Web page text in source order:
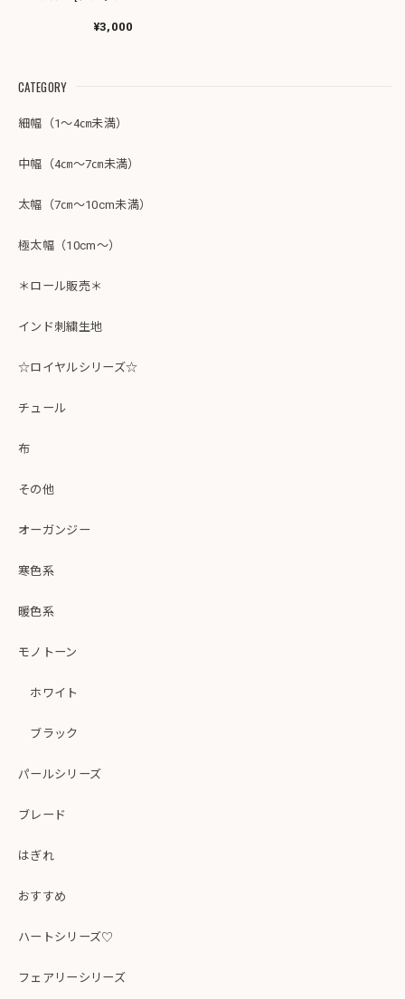
¥3,000
CATEGORY
細幅（1～4㎝未満）
中幅（4㎝～7㎝未満）
太幅（7㎝～10cm未満）
極太幅（10cm～）
＊ロール販売＊
インド刺繍生地
☆ロイヤルシリーズ☆
チュール
布
その他
オーガンジー
寒色系
暖色系
モノトーン
ホワイト
ブラック
パールシリーズ
ブレード
はぎれ
おすすめ
ハートシリーズ♡
フェアリーシリーズ